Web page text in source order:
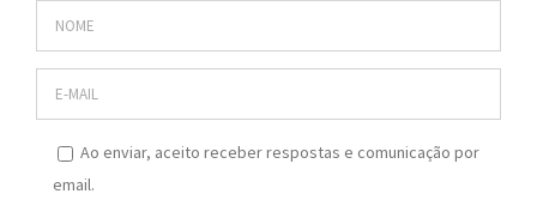
Ao enviar, aceito receber respostas e comunicação por
email.